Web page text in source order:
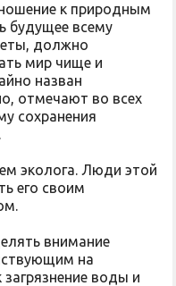
к природным
будущее всему
должно
мир чище и
назван
отмечают во всех
сохранения
эколога. Люди этой
его своим
внимание
на
воды и